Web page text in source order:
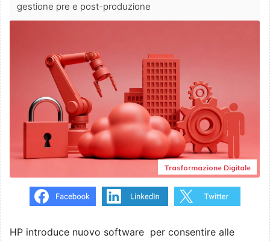
gestione pre e post-produzione
Trasformazione Digitale
HP introduce nuovo software per consentire alle